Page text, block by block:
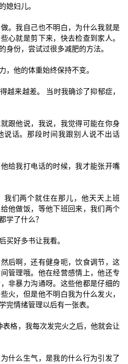
媳妇儿。
。我自己也不明白，为什么我就是
心就是剪下来，快去检查到家人。
身份，尝试过很多减肥的方法。
，他的体重始终保持不变。
越来越差。 当时我确诊了抑郁症，
跟他说，我说，我觉得可能在你身
说话。那段时间我跟别人说不出话
给我打电话的时候，我才能张开嘴
我们两个就住在那儿，他天天上班
他做饭，等他下班回来，我们两个
学了什么？
买好多书让我看。
后啊，还有健身呃，饮食调节，这
管理哦。他在经营感情上，他还专
非暴力沟通呀。这些他都是仔细的
火，但是他不明白我为什么发火，
完情绪管理以后有一张表。
格，我每次发完火之后，他就会让
什么生气，是我的什么行为引发了